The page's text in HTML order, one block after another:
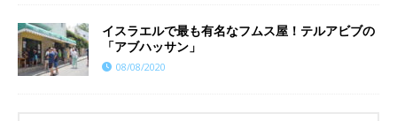
イスラエルで最も有名なフムス屋！テルアビブの
「アブハッサン」
08/08/2020